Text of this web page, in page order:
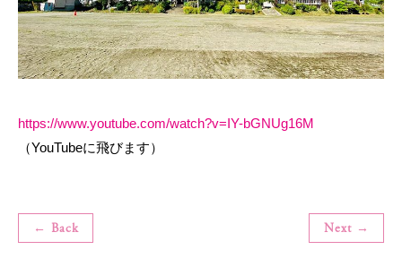
https://www.youtube.com/watch?v=IY-bGNUg16M
（YouTubeに飛びます）
← Back Next →